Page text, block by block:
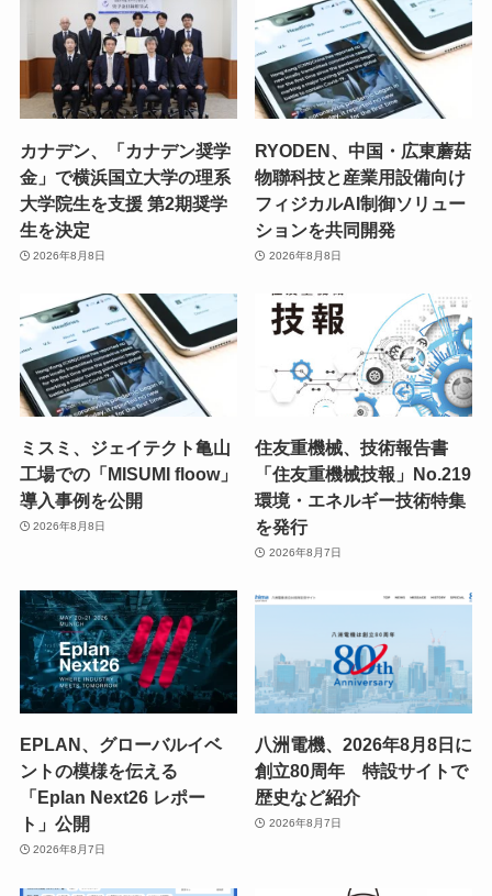
カナデン、「カナデン奨学
金」で横浜国立大学の理系
大学院生を支援 第2期奨学
生を決定
2026年8月8日
RYODEN、中国・広東蘑菇
物聯科技と産業用設備向け
フィジカルAI制御ソリュー
ションを共同開発
2026年8月8日
ミスミ、ジェイテクト亀山
工場での「MISUMI floow」
導入事例を公開
2026年8月8日
住友重機械、技術報告書
「住友重機械技報」No.219
環境・エネルギー技術特集
を発行
2026年8月7日
EPLAN、グローバルイベ
ントの模様を伝える
「Eplan Next26 レポー
ト」公開
2026年8月7日
八洲電機、2026年8月8日に
創立80周年 特設サイトで
歴史など紹介
2026年8月7日